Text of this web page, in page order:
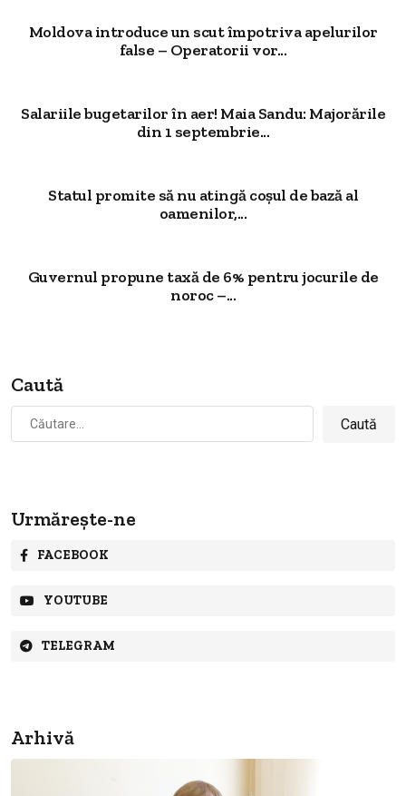
Moldova introduce un scut împotriva apelurilor
false – Operatorii vor...
Salariile bugetarilor în aer! Maia Sandu: Majorările
din 1 septembrie...
Statul promite să nu atingă coșul de bază al
oamenilor,...
Guvernul propune taxă de 6% pentru jocurile de
noroc –...
Caută
Caută
după:
Urmărește-ne
FACEBOOK
YOUTUBE
TELEGRAM
Arhivă